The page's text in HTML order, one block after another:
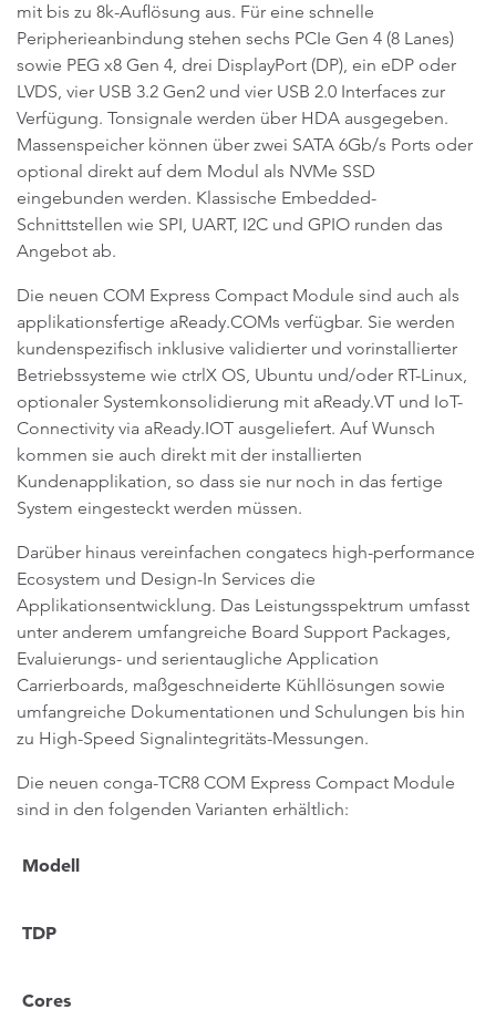
mit bis zu 8k-Auflösung aus. Für eine schnelle
Peripherieanbindung stehen sechs PCIe Gen 4 (8 Lanes)
sowie PEG x8 Gen 4, drei DisplayPort (DP), ein eDP oder
LVDS, vier USB 3.2 Gen2 und vier USB 2.0 Interfaces zur
Verfügung. Tonsignale werden über HDA ausgegeben.
Massenspeicher können über zwei SATA 6Gb/s Ports oder
optional direkt auf dem Modul als NVMe SSD
eingebunden werden. Klassische Embedded-
Schnittstellen wie SPI, UART, I2C und GPIO runden das
Angebot ab.
Die neuen COM Express Compact Module sind auch als
applikationsfertige aReady.COMs verfügbar. Sie werden
kundenspezifisch inklusive validierter und vorinstallierter
Betriebssysteme wie ctrlX OS, Ubuntu und/oder RT-Linux,
optionaler Systemkonsolidierung mit aReady.VT und IoT-
Connectivity via aReady.IOT ausgeliefert. Auf Wunsch
kommen sie auch direkt mit der installierten
Kundenapplikation, so dass sie nur noch in das fertige
System eingesteckt werden müssen.
Darüber hinaus vereinfachen congatecs high-performance
Ecosystem und Design-In Services die
Applikationsentwicklung. Das Leistungsspektrum umfasst
unter anderem umfangreiche Board Support Packages,
Evaluierungs- und serientaugliche Application
Carrierboards, maßgeschneiderte Kühllösungen sowie
umfangreiche Dokumentationen und Schulungen bis hin
zu High-Speed Signalintegritäts-Messungen.
Die neuen conga-TCR8 COM Express Compact Module
sind in den folgenden Varianten erhältlich:
Modell
TDP
Cores